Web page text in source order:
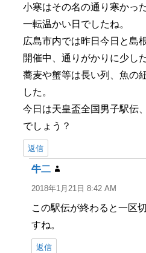
小寒はその名の通り寒かっ
一転温かい日でしたね。
広島市内では昨日今日と島
開催中、通りがかりに少し
蕎麦や蟹等は長い列、魚の
した。
今日は天皇盃全国男子駅伝
でしょう？
返信
牛二
り:
2018年1月21日 8:42 AM
この駅伝が終わると一区
すね。
返信